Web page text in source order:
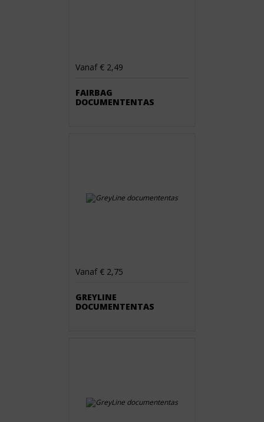
Vanaf € 2,49
FAIRBAG
DOCUMENTENTAS
Vanaf € 2,75
GREYLINE
DOCUMENTENTAS